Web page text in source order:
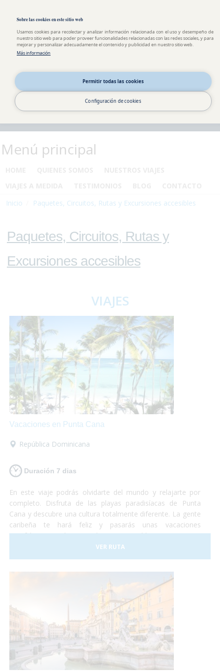
Sobre las cookies en este sitio web
Usamos cookies para recolectar y analizar información relacionada con el uso y desempeño de
nuestro sitio web para poder proveer funcionalidades relacionadas con las redes sociales, y para
mejorar y personalizar adecuadamente el contenido y publicidad en nuestro sitio web.
Más información
Permitir todas las cookies
Configuración de cookies
Menú principal
Inicio
Paquetes, Circuitos, Rutas y Excursiones accesibles
Paquetes, Circuitos, Rutas y
Excursiones accesibles
VIAJES
Vacaciones en Punta Cana
República Dominicana
Duración 7 dias
En este viaje podrás olvidarte del mundo y relajarte por
completo. Disfruta de las playas paradisíacas de Punta
Cana y descubre una cultura totalmente diferente. La gente
caribeña te hará feliz y pasarás unas vacaciones
increíbles en un lugar totalmente accesible para personas
con discapacidad. ¡Sólo deberás preocuparte por disfrutar!
VER RUTA